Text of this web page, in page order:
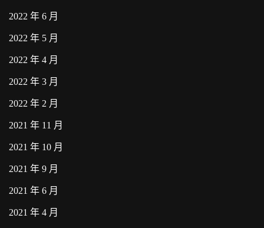
2022 年 6 月
2022 年 5 月
2022 年 4 月
2022 年 3 月
2022 年 2 月
2021 年 11 月
2021 年 10 月
2021 年 9 月
2021 年 6 月
2021 年 4 月